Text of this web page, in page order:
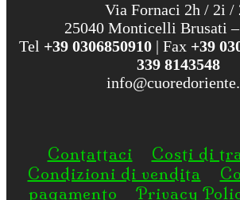
Via Fornaci 2h / 2i /
25040 Monticelli Brusati
Tel +39 0306850910 | Fax +39
339 8143548
Contattaci
Costi di
Condizioni di vendita
pagamento
Privacy